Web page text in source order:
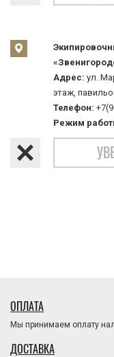
Адрес: ул.
этаж,
Телефон:
Режим
ОПЛАТА
Мы принимаем оплату
ДОСТАВКА